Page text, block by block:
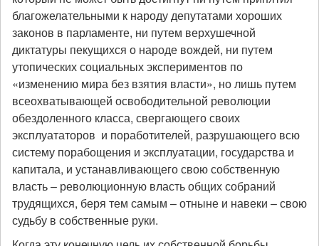
благожелательными к народу депутатами хороших
законов в парламенте, ни путем верхушечной
диктатуры пекущихся о народе вождей, ни путем
утопических социальных экспериментов по
«изменению мира без взятия власти», но лишь путем
всеохватывающей освободительной революции
обездоленного класса, свергающего своих
эксплуататоров и поработителей, разрушающего всю
систему порабощения и эксплуатации, государства и
капитала, и устанавливающего свою собственную
власть – революционную власть общих собраний
трудящихся, беря тем самым – отныне и навеки – свою
судьбу в собственные руки.